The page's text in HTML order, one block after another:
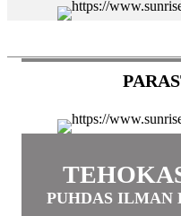
PUHDAS ILMAN